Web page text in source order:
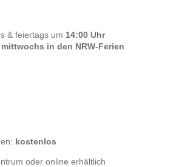
& feiertags um 14:00 Uhr
mittwochs in den NRW-Ferien
kostenlos
oder online erhältlich